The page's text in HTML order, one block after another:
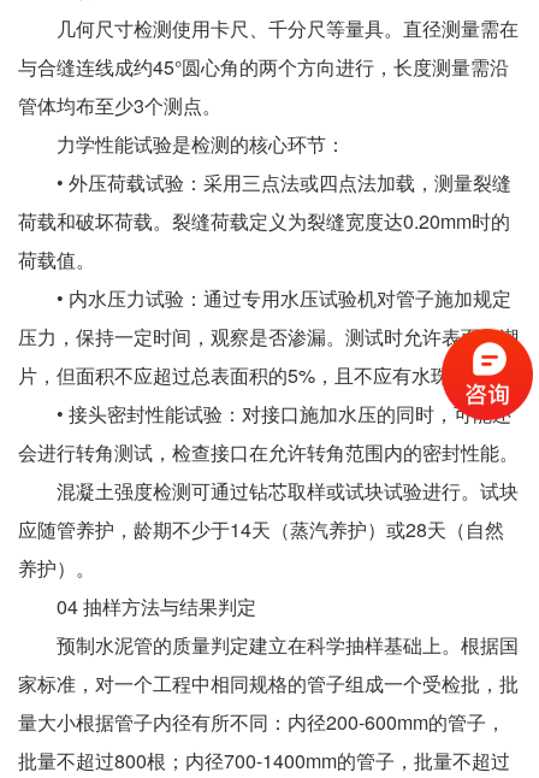
几何尺寸检测使用卡尺、千分尺等量具。直径测量需在
与合缝连线成约45°圆心角的两个方向进行，长度测量需沿
管体均布至少3个测点。
力学性能试验是检测的核心环节：
• 外压荷载试验：采用三点法或四点法加载，测量裂缝
荷载和破坏荷载。裂缝荷载定义为裂缝宽度达0.20mm时的
荷载值。
• 内水压力试验：通过专用水压试验机对管子施加规定
压力，保持一定时间，观察是否渗漏。测试时允许表面有潮
片，但面积不应超过总表面积的5%，且不应有水珠流淌。
• 接头密封性能试验：对接口施加水压的同时，可能还
会进行转角测试，检查接口在允许转角范围内的密封性能。
混凝土强度检测可通过钻芯取样或试块试验进行。试块
应随管养护，龄期不少于14天（蒸汽养护）或28天（自然
养护）。
04 抽样方法与结果判定
预制水泥管的质量判定建立在科学抽样基础上。根据国
家标准，对一个工程中相同规格的管子组成一个受检批，批
量大小根据管子内径有所不同：内径200-600mm的管子，
批量不超过800根；内径700-1400mm的管子，批量不超过